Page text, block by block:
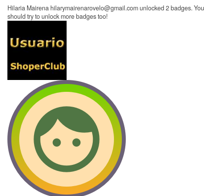
Hilaria Mairena hilarymairenarovelo@gmail.com unlocked 2 badges. You
should try to unlock more badges too!